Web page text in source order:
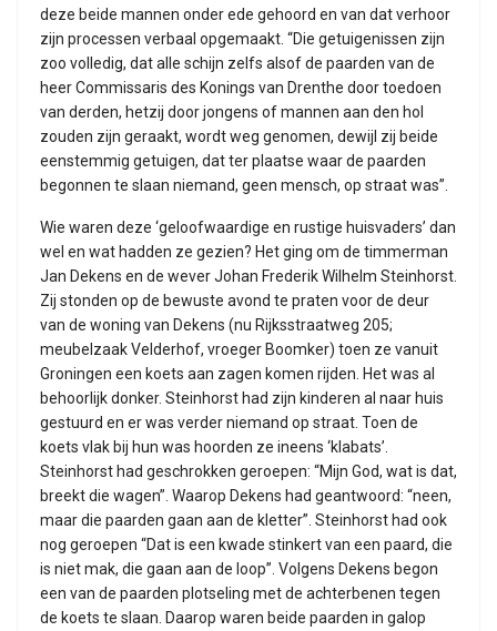
deze beide mannen onder ede gehoord en van dat verhoor
zijn processen verbaal opgemaakt. “Die getuigenissen zijn
zoo volledig, dat alle schijn zelfs alsof de paarden van de
heer Commissaris des Konings van Drenthe door toedoen
van derden, hetzij door jongens of mannen aan den hol
zouden zijn geraakt, wordt weg genomen, dewijl zij beide
eenstemmig getuigen, dat ter plaatse waar de paarden
begonnen te slaan niemand, geen mensch, op straat was”.
Wie waren deze ‘geloofwaardige en rustige huisvaders’ dan
wel en wat hadden ze gezien? Het ging om de timmerman
Jan Dekens en de wever Johan Frederik Wilhelm Steinhorst.
Zij stonden op de bewuste avond te praten voor de deur
van de woning van Dekens (nu Rijksstraatweg 205;
meubelzaak Velderhof, vroeger Boomker) toen ze vanuit
Groningen een koets aan zagen komen rijden. Het was al
behoorlijk donker. Steinhorst had zijn kinderen al naar huis
gestuurd en er was verder niemand op straat. Toen de
koets vlak bij hun was hoorden ze ineens ‘klabats’.
Steinhorst had geschrokken geroepen: “Mijn God, wat is dat,
breekt die wagen”. Waarop Dekens had geantwoord: “neen,
maar die paarden gaan aan de kletter”. Steinhorst had ook
nog geroepen “Dat is een kwade stinkert van een paard, die
is niet mak, die gaan aan de loop”. Volgens Dekens begon
een van de paarden plotseling met de achterbenen tegen
de koets te slaan. Daarop waren beide paarden in galop